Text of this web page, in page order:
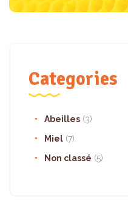
Categories
Abeilles (3)
Miel (7)
Non classé (5)